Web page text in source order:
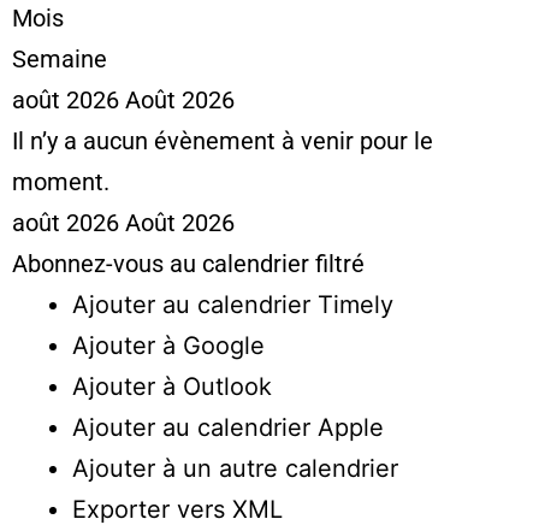
Mois
Semaine
août 2026 Août 2026
Il n’y a aucun évènement à venir pour le
moment.
août 2026 Août 2026
Abonnez-vous au calendrier filtré
Ajouter au calendrier Timely
Ajouter à Google
Ajouter à Outlook
Ajouter au calendrier Apple
Ajouter à un autre calendrier
Exporter vers XML